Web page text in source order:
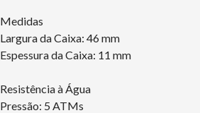
Medidas
Largura da Caixa: 46 mm
Espessura da Caixa: 11 mm
Resistência à Água
Pressão: 5 ATMs